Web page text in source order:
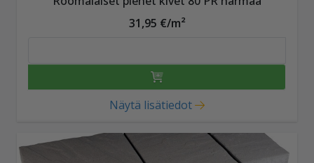
31,95 €/m²
Näytä lisätiedot